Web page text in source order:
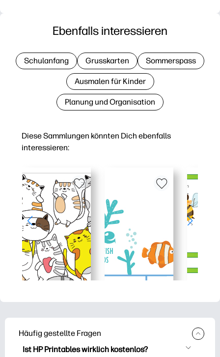
Diese Sammlungen könnten Dich ebenfalls
interessieren:
Ebenfalls interessieren
Schulanfang Grusskarten Sommerspass
Ausmalen für Kinder
Planung und Organisation
Häufig gestellte Fragen
Ist HP Printables wirklich kostenlos?